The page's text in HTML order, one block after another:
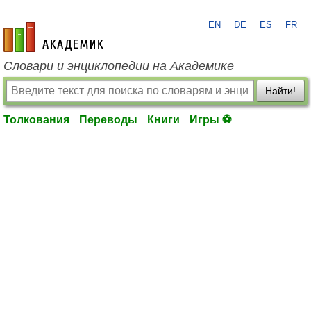
academic.ru
EN DE ES FR
Словари и энциклопедии на Академике
Найти!
Толкования Переводы Книги Игры ⚽